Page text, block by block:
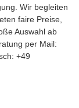
Wir begleiten
faire Preise,
Auswahl ab
per Mail:
+49